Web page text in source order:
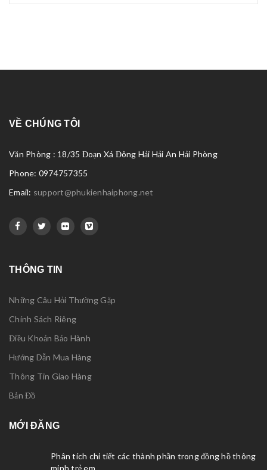
VỀ CHÚNG TÔI
Văn Phòng : 18/35 Đoạn Xá Đông Hải Hải An Hải Phòng
Phone: 0974757355
Email: support@phukienhaiphong.net
THÔNG TIN
Những Câu Hỏi Thường Gặp
Chính Sách Riêng
Điều Khoản Bảo Hành
Hướng Dẫn Mua Hàng
Thông Tin Giao Hàng
Bản Đồ
MỚI ĐĂNG
Phân tích chi tiết các thành phần trong đồng hồ thông
minh trẻ em